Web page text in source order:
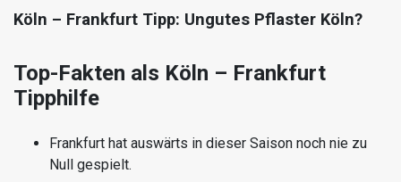
Köln – Frankfurt Tipp: Ungutes Pflaster Köln?
Top-Fakten als Köln – Frankfurt
Tipphilfe
Frankfurt hat auswärts in dieser Saison noch nie zu
Null gespielt.